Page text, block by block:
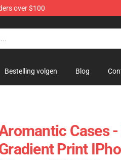
over $100
Bestelling volgen Blog
Cases
Print